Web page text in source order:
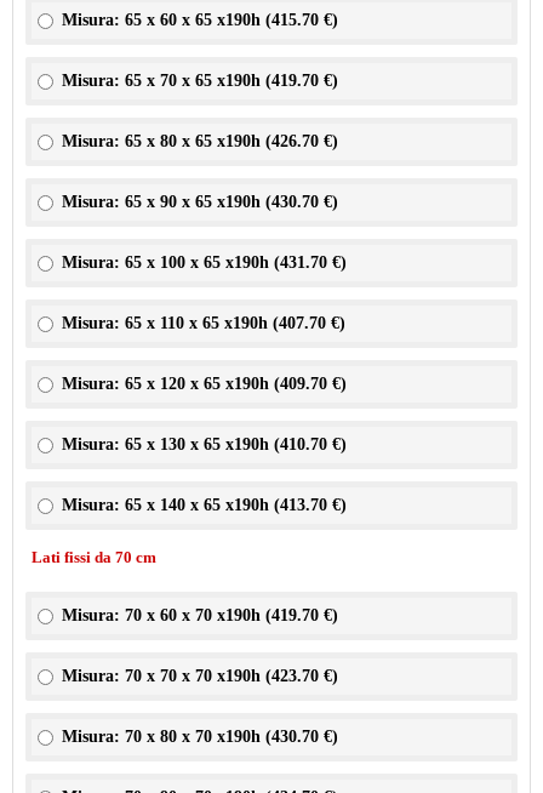
Misura: 65 x 60 x 65 x190h (415.70 €)
Misura: 65 x 70 x 65 x190h (419.70 €)
Misura: 65 x 80 x 65 x190h (426.70 €)
Misura: 65 x 90 x 65 x190h (430.70 €)
Misura: 65 x 100 x 65 x190h (431.70 €)
Misura: 65 x 110 x 65 x190h (407.70 €)
Misura: 65 x 120 x 65 x190h (409.70 €)
Misura: 65 x 130 x 65 x190h (410.70 €)
Misura: 65 x 140 x 65 x190h (413.70 €)
Lati fissi da 70 cm
Misura: 70 x 60 x 70 x190h (419.70 €)
Misura: 70 x 70 x 70 x190h (423.70 €)
Misura: 70 x 80 x 70 x190h (430.70 €)